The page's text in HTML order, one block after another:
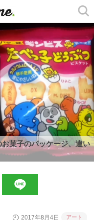
菓子のパッケージ、違い
2017年8月4日 アート